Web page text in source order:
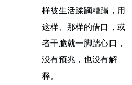
样被生活蹂躏糟蹋，用
这样、那样的借口，或
者干脆就一脚踹心口，
没有预兆，也没有解
释。